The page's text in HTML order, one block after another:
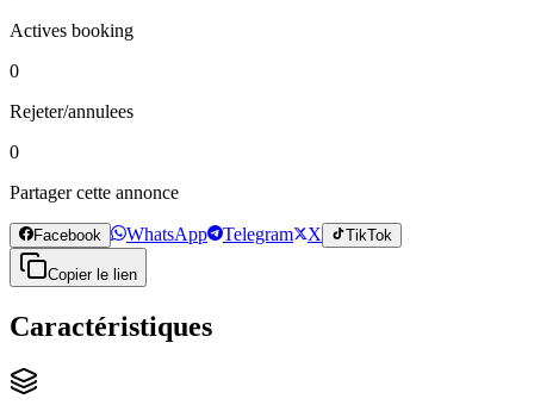
Actives booking
0
Rejeter/annulees
0
Partager cette annonce
Facebook WhatsApp Telegram X TikTok
Copier le lien
Caractéristiques